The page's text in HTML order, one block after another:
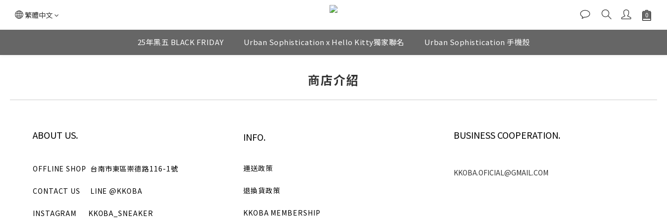
繁體中文
25年黑五 BLACK FRIDAY Urban Sophistication x Hello Kitty獨家聯名 Urban Sophistication 手機殼
商店介紹
ABOUT US.
OFFLINE SHOP 台南市東區崇德路116-1號
CONTACT US LINE @KKOBA
INSTAGRAM KKOBA_SNEAKER
INFO.
運送政策
退換貨政策
KKOBA MEMBERSHIP
BUSINESS COOPERATION.
KKOBA.OFICIAL@GMAIL.COM